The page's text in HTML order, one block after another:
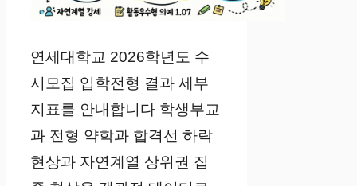
연세대학교 2026학년도 수
시모집 입학전형 결과 세부
지표를 안내합니다 학생부교
과 전형 약학과 합격선 하락
현상과 자연계열 상위권 집